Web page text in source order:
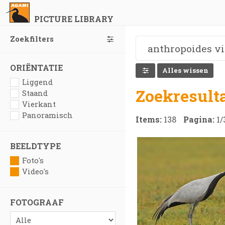
PICTURE LIBRARY
Zoekfilters
ORIËNTATIE
Liggend
Staand
Vierkant
Panoramisch
BEELDTYPE
Foto's
Video's
FOTOGRAAF
Alles wissen
Items: 138 Pagina: 1/